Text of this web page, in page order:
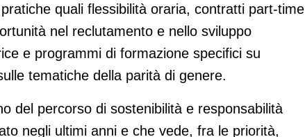
quali flessibilità oraria, contratti part-time
nel reclutamento e nello sviluppo
e programmi di formazione specifici su
tematiche della parità di genere.
del percorso di sostenibilità e responsabilità
negli ultimi anni e che vede, fra le priorità,